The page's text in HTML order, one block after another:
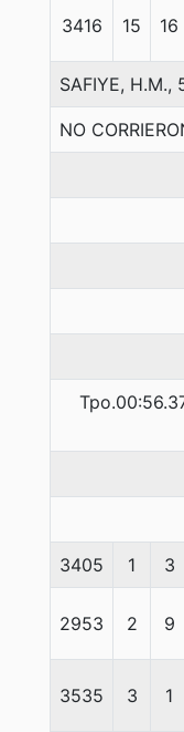
3416 15 16
SAFIYE, H.M.,
NO
3405 1 3
2953 2 9
3535 3 1